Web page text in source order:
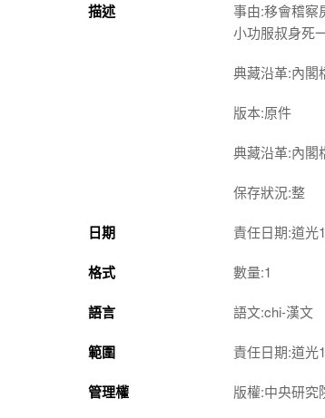
描述
事由:移會稽察
小功服叔身死
典藏沿革:內閣
版本:原件
典藏沿革:內閣
保存狀況:整
日期 責任日期:道光
格式 數量:1
語言 語文:chi-漢文
範圍 責任日期:道光
管理權 版權:中央研究